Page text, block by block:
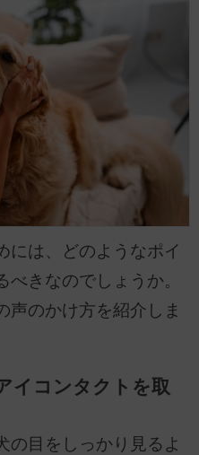
には、どのようなポイ
きなのでしょうか。
声のかけ方を紹介しま
イコンタクトを取
の目をしっかり見るよ